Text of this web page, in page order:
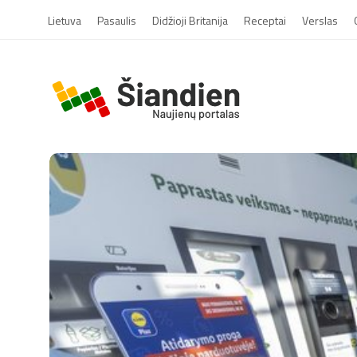
Lietuva Pasaulis Didžioji Britanija Receptai Verslas
S
a
n
d
i
e